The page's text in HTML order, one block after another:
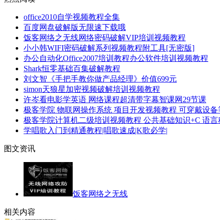
office2010自学视频教程全集
百度网盘破解版无限速下载哦
饭客网络之无线网络密码破解VIP培训视频教程
小小韩WIFI密码破解系列视频教程附工具[无密版]
办公自动化Office2007培训教程办公软件培训视频教程
Shark恒零基础百集破解教程
刘文智《手把手教你做产品经理》价值699元
simon天狼星加密视频破解培训视频教程
许岑看电影学英语 网络课程超清带字幕智课网29节课
极客学院 物联网操作系统 项目开发视频教程 可穿戴设
极客学院计算机二级培训视频教程 公共基础知识+C 语
学唱歌入门到精通教程|唱歌速成|K歌必学|
图文资讯
饭客网络之无线
相关内容